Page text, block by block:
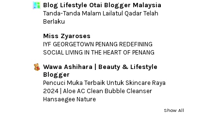
Blog Lifestyle Otai Blogger Malaysia
Tanda-Tanda Malam Lailatul Qadar Telah
Berlaku
Miss Zyaroses
IYF GEORGETOWN PENANG REDEFINING
SOCIAL LIVING IN THE HEART OF PENANG
Wawa Ashihara | Beauty & Lifestyle
Blogger
Pencuci Muka Terbaik Untuk Skincare Raya
2024 | Aloe AC Clean Bubble Cleanser
Hansaegee Nature
Show All